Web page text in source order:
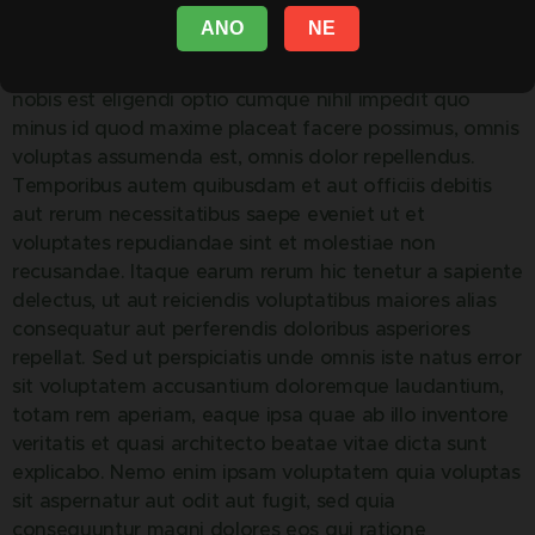
ANO NE
officia deserunt mollitia animi, id est laborum et
dolorum fuga. Et harum quidem rerum facilis est et
nobis est eligendi optio cumque nihil impedit quo
minus id quod maxime placeat facere possimus, omnis
voluptas assumenda est, omnis dolor repellendus.
Temporibus autem quibusdam et aut officiis debitis
aut rerum necessitatibus saepe eveniet ut et
voluptates repudiandae sint et molestiae non
recusandae. Itaque earum rerum hic tenetur a sapiente
delectus, ut aut reiciendis voluptatibus maiores alias
consequatur aut perferendis doloribus asperiores
repellat. Sed ut perspiciatis unde omnis iste natus error
sit voluptatem accusantium doloremque laudantium,
totam rem aperiam, eaque ipsa quae ab illo inventore
veritatis et quasi architecto beatae vitae dicta sunt
explicabo. Nemo enim ipsam voluptatem quia voluptas
sit aspernatur aut odit aut fugit, sed quia
consequuntur magni dolores eos qui ratione